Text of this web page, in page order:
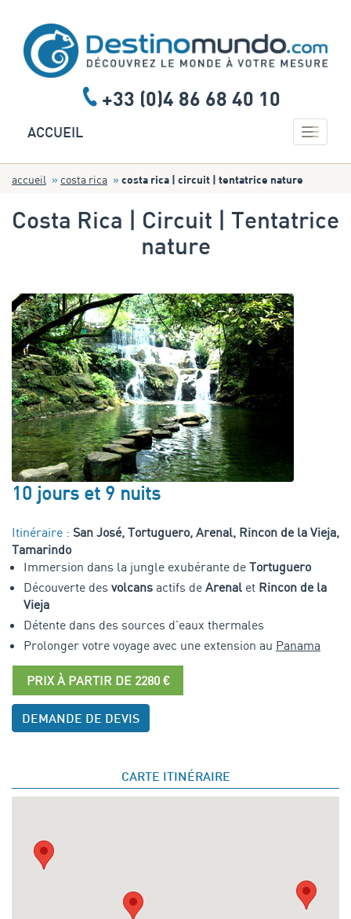
+33 (0)4 86 68 40 10
Toggle
ACCUEIL
accueil costa rica costa rica | circuit | tentatrice nature
Costa Rica | Circuit | Tentatrice
nature
10 jours et 9 nuits
Itinéraire : San José, Tortuguero, Arenal, Rincon de la Vieja,
Tamarindo
Immersion dans la jungle exubérante de Tortuguero
Découverte des volcans actifs de Arenal et Rincon de la
Vieja
Détente dans des sources d'eaux thermales
Prolonger votre voyage avec une extension au Panama
PRIX À PARTIR DE 2280 €
DEMANDE DE DEVIS
CARTE ITINÉRAIRE